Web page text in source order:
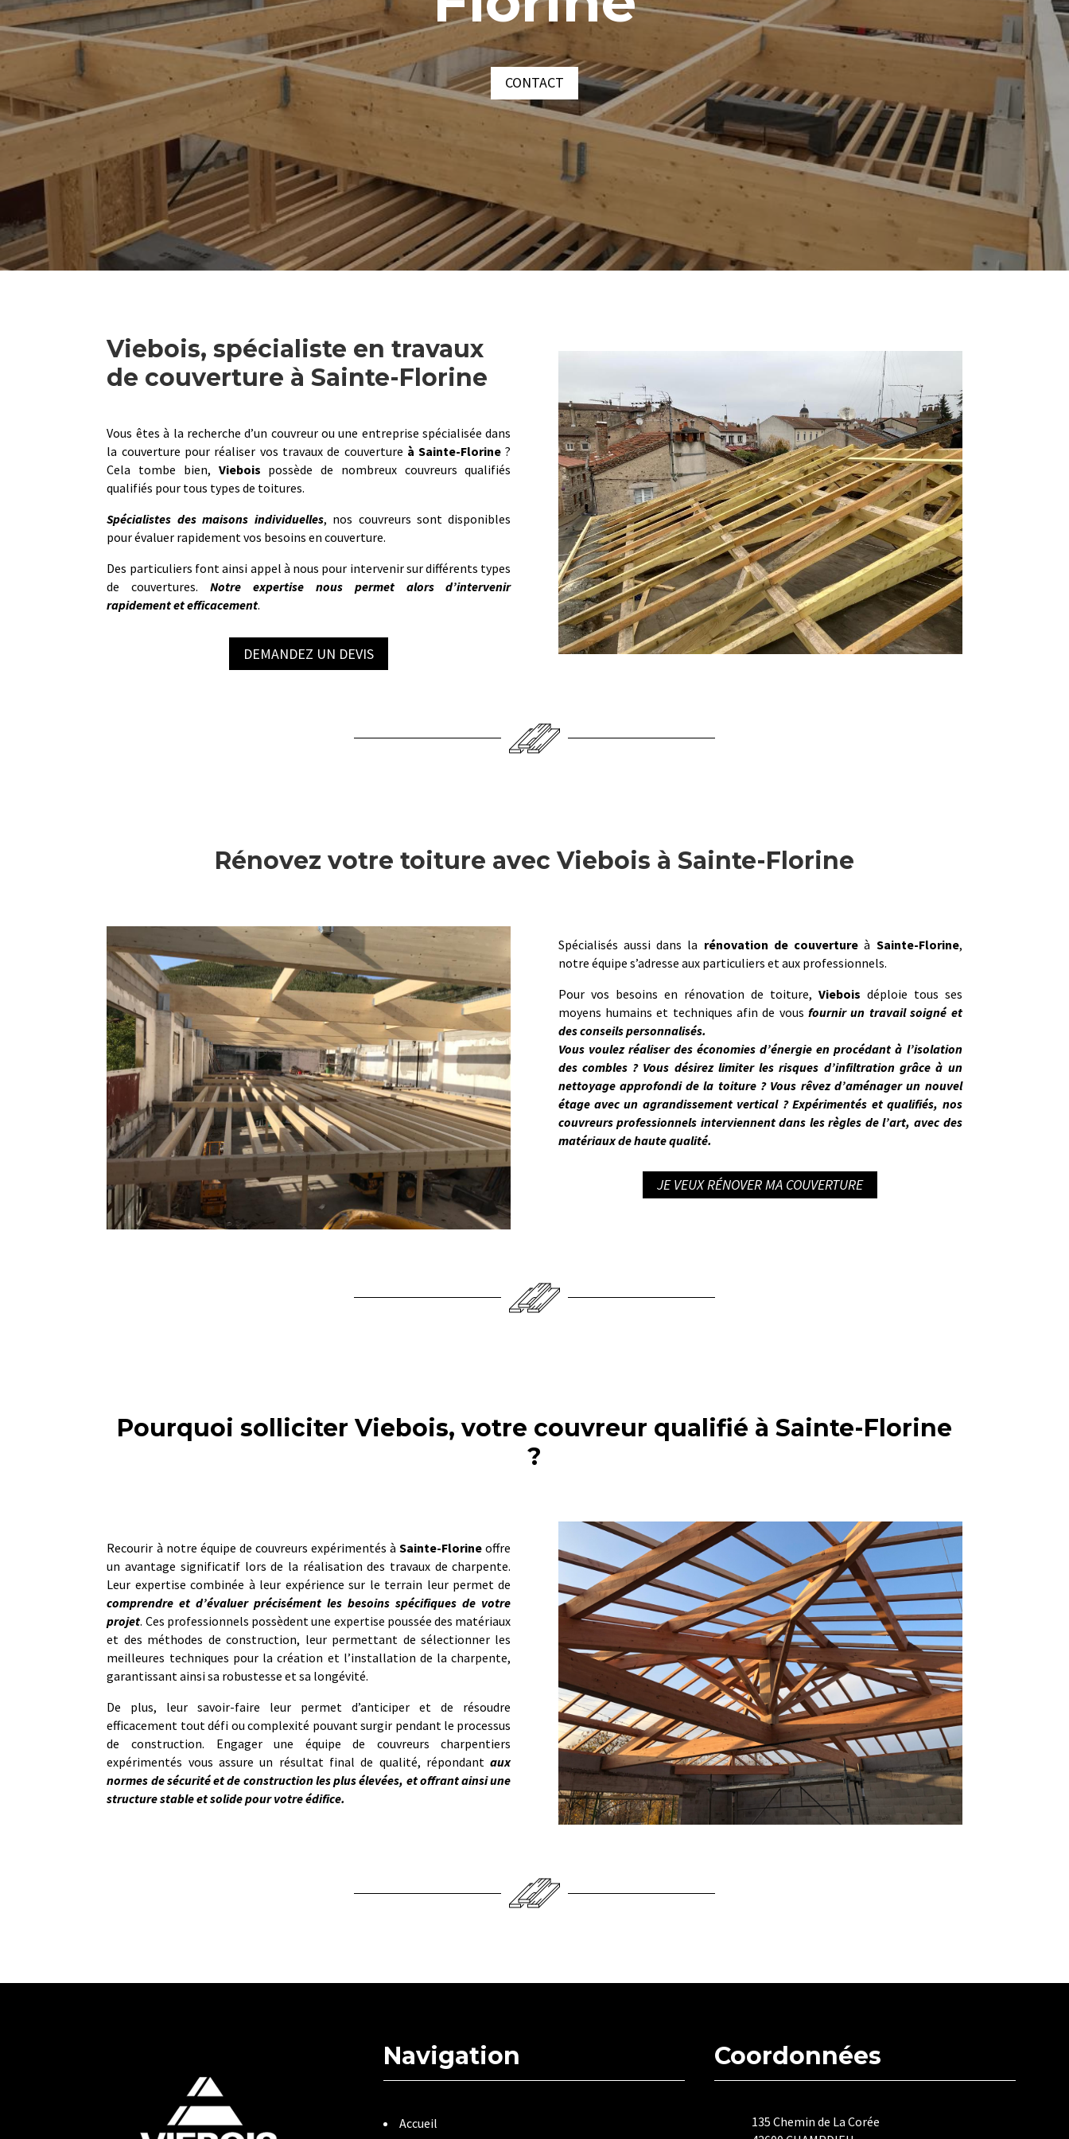
CONTACT
Viebois, spécialiste en travaux
de couverture à Sainte-Florine
Vous êtes à la recherche d’un couvreur ou une entreprise spécialisée dans
la couverture pour réaliser vos travaux de couverture à Sainte-Florine ?
Cela tombe bien, Viebois possède de nombreux couvreurs qualifiés
qualifiés pour tous types de toitures.
Spécialistes des maisons individuelles, nos couvreurs sont disponibles
pour évaluer rapidement vos besoins en couverture.
Des particuliers font ainsi appel à nous pour intervenir sur différents types
de couvertures.Notre
expertise nous permet alors d’intervenir
rapidement et efficacement.
DEMANDEZ UN DEVIS
Rénovez votre toiture avec Viebois à Sainte-Florine
Spécialisés aussi dans la rénovation de couverture à Sainte-Florine,
notre équipe s’adresse aux particuliers et aux professionnels.
Pour vos besoins en rénovation de toiture, Viebois déploie tous ses
moyens humains et techniques afin de vousfournir un travail soigné et
des conseils personnalisés.
Vous voulez réaliser des économies d’énergie en procédant à l’isolation
des combles ? Vous désirez limiter les risques d’infiltration grâce à un
nettoyage approfondi de la toiture ? Vous rêvez d’aménager un nouvel
étage avec un agrandissement vertical ?Expérimentés et qualifiés, nos
couvreurs professionnels interviennent dans les règles de l’art, avec des
matériaux de haute qualité.
JE VEUX RÉNOVER MA COUVERTURE
Pourquoi solliciter Viebois, votre couvreur qualifié à Sainte-Florine
?
Recourir à notre équipe de couvreurs expérimentés àSainte-Florine offre
un avantage significatif lors de la réalisation des travaux de charpente.
Leur expertise combinée à leur expérience sur le terrain leur permet de
comprendre et d’évaluer précisément les besoins spécifiques de votre
projet. Ces professionnels possèdent une expertise poussée des matériaux
et des méthodes de construction, leur permettant de sélectionner les
meilleures techniques pour la création et l’installation de la charpente,
garantissant ainsi sa robustesse et sa longévité.
De plus, leur savoir-faire leur permet d’anticiper et de résoudre
efficacement tout défi ou complexité pouvant surgir pendant le processus
de construction. Engager une équipe de couvreurs charpentiers
expérimentés vous assure un résultat final de qualité, répondantaux
normes de sécurité et de construction les plus élevées, et offrant ainsi une
structure stable et solide pour votre édifice.
Navigation
Accueil
Coordonnées
135 Chemin de La Corée